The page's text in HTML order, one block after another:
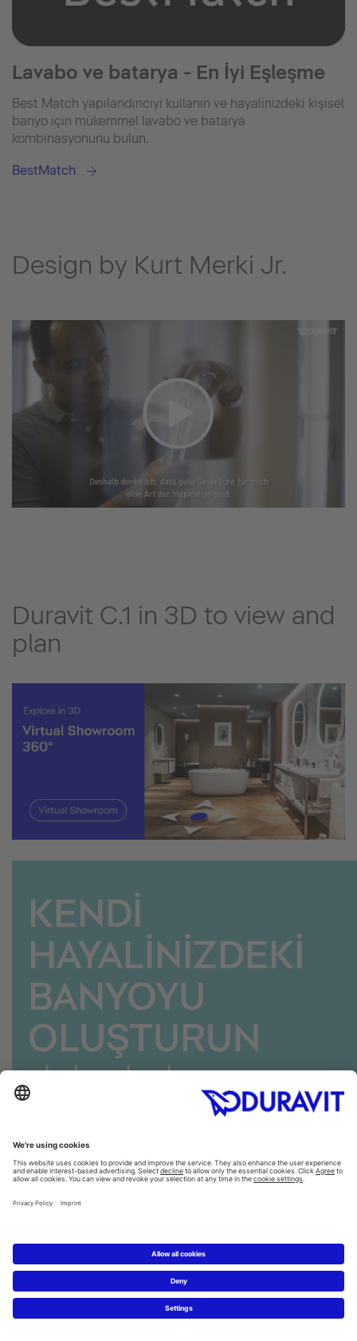
Lavabo ve batarya - En İyi Eşleşme
Best Match yapılandırıcıyı kullanın ve hayalinizdeki kişisel
banyo için mükemmel lavabo ve batarya
kombinasyonunu bulun.
BestMatch
Design by Kurt Merki Jr.
Duravit C.1 in 3D to view and
plan
KENDİ
HAYALİNİZDEKİ
BANYOYU
OLUŞTURUN
daha kolay
Kişisel banyenizi kişisel beğeninize ve tercihinize göre
düzenleyin, düzenleyin ve değiştirin ve fikirlerinizi
aileniz, arkadaşlarınız ve perakendecilerle birlikte